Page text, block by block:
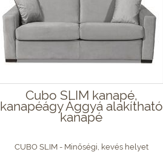
Cubo SLIM kanapé,
kanapéágy Ággyá alakítható
kanapé
CUBO SLIM - Minőségi, kevés helyet